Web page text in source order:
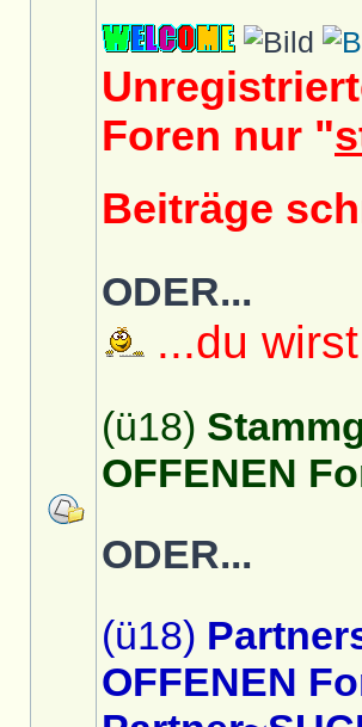
Foren nur "
Beiträge
ODER...
...du
(ü18)
OFFENEN
ODER...
(ü18)
OFFENEN